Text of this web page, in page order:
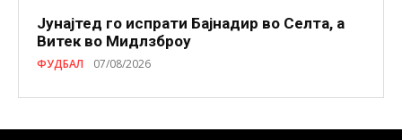
Јунајтед го испрати Бајнадир во Селта, а
Витек во Мидлзброу
ФУДБАЛ 07/08/2026